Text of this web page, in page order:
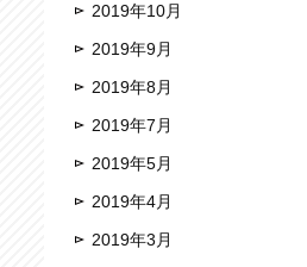
2019年10月
2019年9月
2019年8月
2019年7月
2019年5月
2019年4月
2019年3月